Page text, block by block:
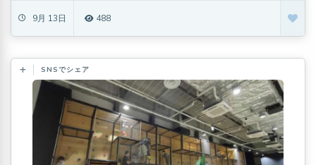
9月 13日 488
SNSでシェア